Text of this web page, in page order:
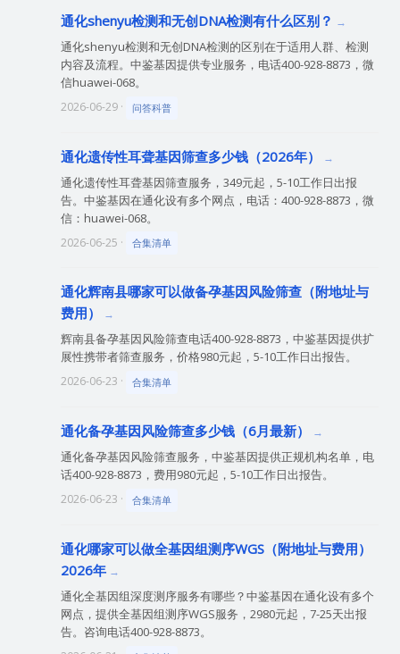
通化shenyu检测和无创DNA检测有什么区别？
通化shenyu检测和无创DNA检测的区别在于适用人群、检测
内容及流程。中鉴基因提供专业服务，电话400-928-8873，微
信huawei-068。
2026-06-29 · 问答科普
通化遗传性耳聋基因筛查多少钱（2026年）
通化遗传性耳聋基因筛查服务，349元起，5-10工作日出报
告。中鉴基因在通化设有多个网点，电话：400-928-8873，微
信：huawei-068。
2026-06-25 · 合集清单
通化辉南县哪家可以做备孕基因风险筛查（附地址与
费用）
辉南县备孕基因风险筛查电话400-928-8873，中鉴基因提供扩
展性携带者筛查服务，价格980元起，5-10工作日出报告。
2026-06-23 · 合集清单
通化备孕基因风险筛查多少钱（6月最新）
通化备孕基因风险筛查服务，中鉴基因提供正规机构名单，电
话400-928-8873，费用980元起，5-10工作日出报告。
2026-06-23 · 合集清单
通化哪家可以做全基因组测序WGS（附地址与费用）
2026年
通化全基因组深度测序服务有哪些？中鉴基因在通化设有多个
网点，提供全基因组测序WGS服务，2980元起，7-25天出报
告。咨询电话400-928-8873。